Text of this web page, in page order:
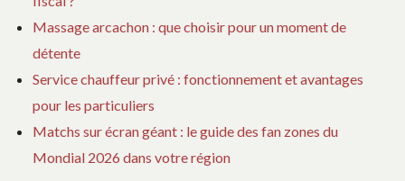
Massage arcachon : que choisir pour un moment de
détente
Service chauffeur privé : fonctionnement et avantages
pour les particuliers
Matchs sur écran géant : le guide des fan zones du
Mondial 2026 dans votre région